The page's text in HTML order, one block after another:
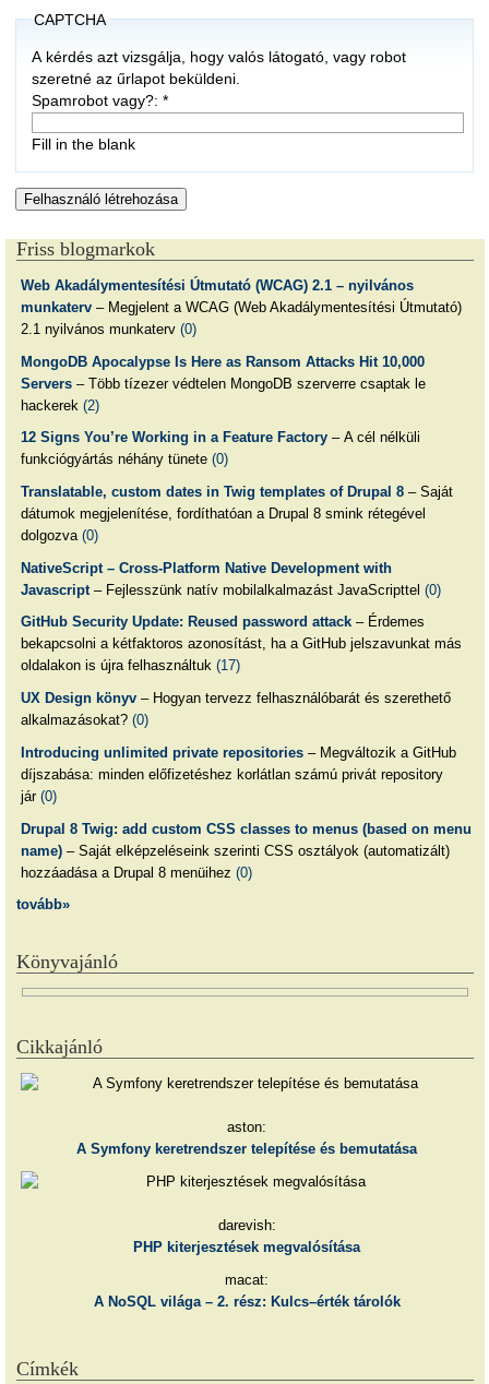
CAPTCHA
A kérdés azt vizsgálja, hogy valós látogató, vagy robot
szeretné az űrlapot beküldeni.
Spamrobot vagy?:*
Fill in the blank
Friss blogmarkok
Web Akadálymentesítési Útmutató (WCAG) 2.1 – nyilvános
munkaterv– Megjelent a WCAG (Web Akadálymentesítési Útmutató)
2.1 nyilvános munkaterv (0)
MongoDB Apocalypse Is Here as Ransom Attacks Hit 10,000
Servers– Több tízezer védtelen MongoDB szerverre csaptak le
hackerek (2)
12 Signs You’re Working in a Feature Factory– A cél nélküli
funkciógyártás néhány tünete (0)
Translatable, custom dates in Twig templates of Drupal 8– Saját
dátumok megjelenítése, fordíthatóan a Drupal 8 smink rétegével
dolgozva (0)
NativeScript – Cross-Platform Native Development with
Javascript– Fejlesszünk natív mobilalkalmazást JavaScripttel (0)
GitHub Security Update: Reused password attack– Érdemes
bekapcsolni a kétfaktoros azonosítást, ha a GitHub jelszavunkat más
oldalakon is újra felhasználtuk (17)
UX Design könyv– Hogyan tervezz felhasználóbarát és szerethető
alkalmazásokat? (0)
Introducing unlimited private repositories– Megváltozik a GitHub
díjszabása: minden előfizetéshez korlátlan számú privát repository
jár (0)
Drupal 8 Twig: add custom CSS classes to menus (based on menu
name)– Saját elképzeléseink szerinti CSS osztályok (automatizált)
hozzáadása a Drupal 8 menüihez (0)
tovább»
Könyvajánló
Cikkajánló
aston:
A Symfony keretrendszer telepítése és bemutatása
darevish:
PHP kiterjesztések megvalósítása
macat:
A NoSQL világa – 2. rész: Kulcs–érték tárolók
Címkék